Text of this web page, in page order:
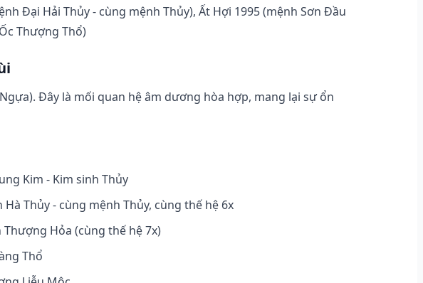
Đại Hải Thủy - cùng mệnh Thủy), Ất Hợi 1995 (mệnh Sơn Đầu
Thượng Thổ)
Đây là mối quan hệ âm dương hòa hợp, mang lại sự ổn
Kim - Kim sinh Thủy
Hà Thủy - cùng mệnh Thủy, cùng thế hệ 6x
Thượng Hỏa (cùng thế hệ 7x)
Thổ